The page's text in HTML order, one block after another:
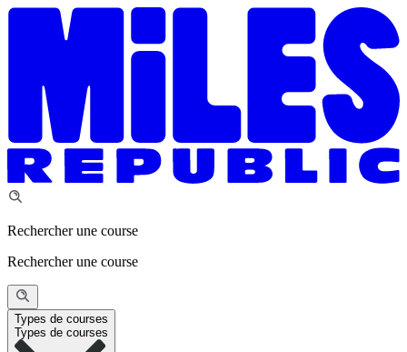
Rechercher une course
Rechercher une course
Types de courses
Types de courses